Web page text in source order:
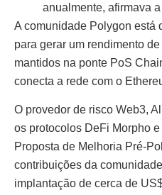
anualmente, afirmava
A comunidade Polygon está
para gerar um rendimento
mantidos na ponte PoS
conecta a rede com o
O provedor de risco Web3,
os protocolos DeFi Morpho
Proposta de Melhoria Pré-
contribuições da
implantação de cerca de